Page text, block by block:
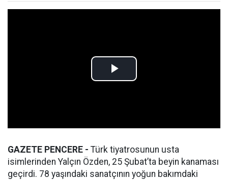
GAZETE PENCERE - Türk tiyatrosunun usta
isimlerinden Yalçın Özden, 25 Şubat’ta beyin kanaması
geçirdi. 78 yaşındaki sanatçının yoğun bakımdaki